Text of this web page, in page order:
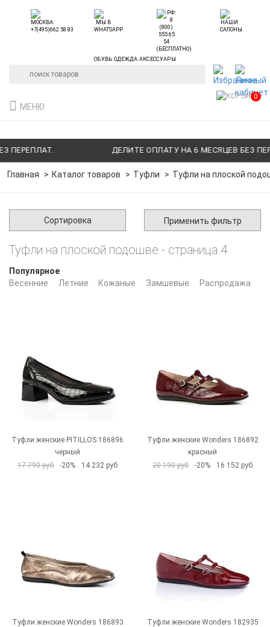
ДЕЛИТЕ ОПЛАТУ НА 6 МЕСЯЦЕВ БЕЗ
ОБУВЬ ОДЕЖДА АКСЕССУАРЫ
МЕНЮ
0
Главная Каталог товаров Туфли Туфли на плоской
Сортировка Применить фильтр
Популярное
Весенние
Летние Кожаные Замшевые Распродажа
Туфли на плоской подошве - страница 4
Туфли женские PITILLOS 186896
черный
17 790 руб
-20% 14 232 руб
Туфли женские Wonders 186892
красный
20 190 руб
-20% 16 152 руб
Туфли женские Wonders 186893
Туфли женские Wonders 182935